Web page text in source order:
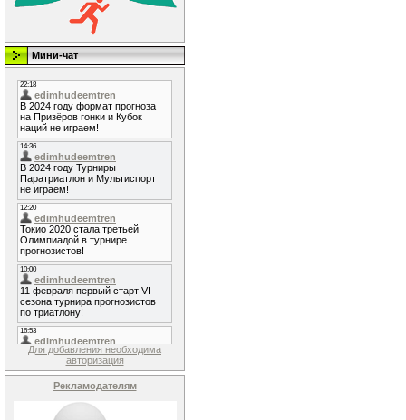
Мини-чат
Для добавления необходима
авторизация
Рекламодателям